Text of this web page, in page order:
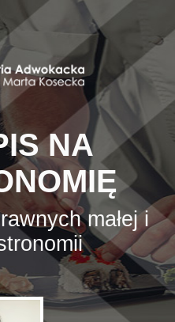
NA
małej i